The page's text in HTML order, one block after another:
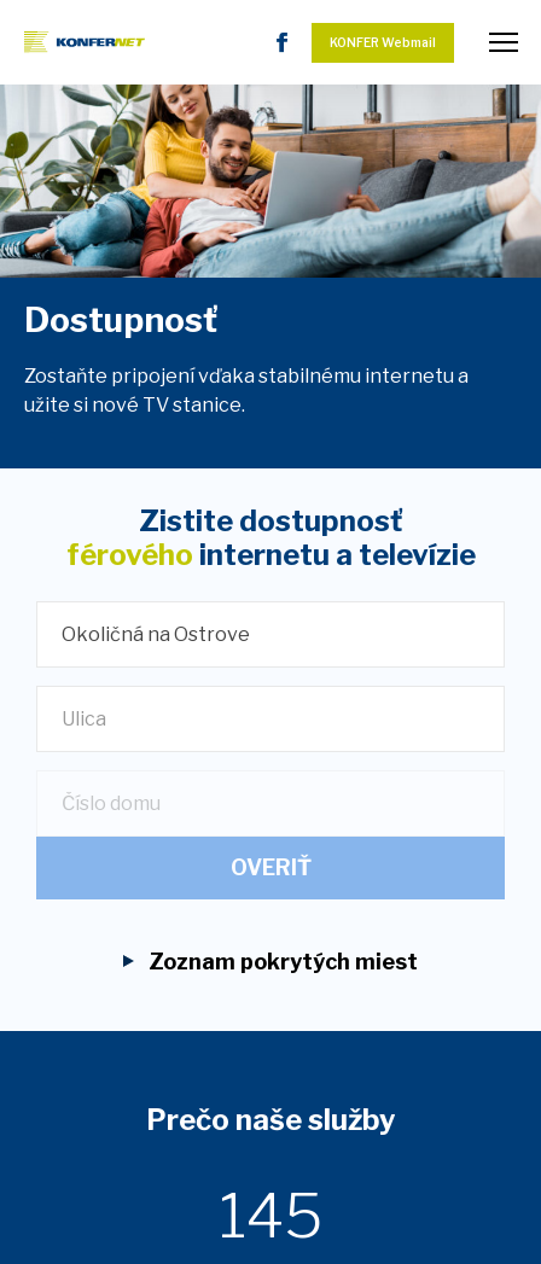
KONFER Webmail
Dostupnosť
Zostaňte pripojení vďaka stabilnému internetu a
užite si nové TV stanice.
Zistite dostupnosť
férového internetu a televízie
Okoličná na Ostrove
Ulica
OVERIŤ
Zoznam pokrytých miest
Prečo naše služby
145